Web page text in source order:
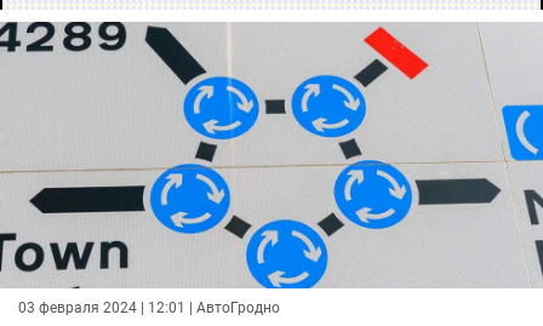
03 февраля 2024 | 12:01 | АвтоГродно